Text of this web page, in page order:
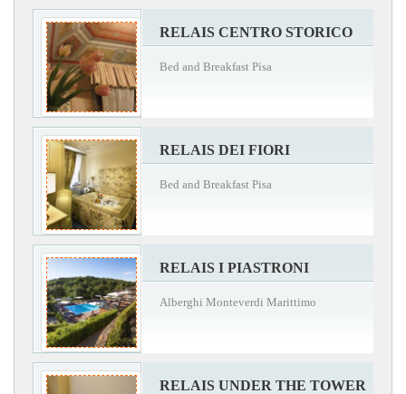
RELAIS CENTRO STORICO
Bed and Breakfast Pisa
RELAIS DEI FIORI
Bed and Breakfast Pisa
RELAIS I PIASTRONI
Alberghi Monteverdi Marittimo
RELAIS UNDER THE TOWER